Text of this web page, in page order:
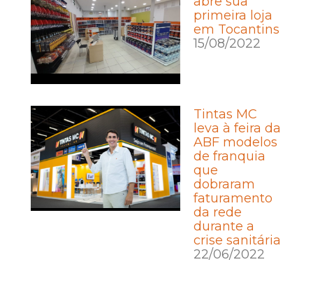
primeira loja
em Tocantins
15/08/2022
Tintas MC
leva à feira da
ABF modelos
de franquia
que
dobraram
faturamento
da rede
durante a
crise sanitária
22/06/2022